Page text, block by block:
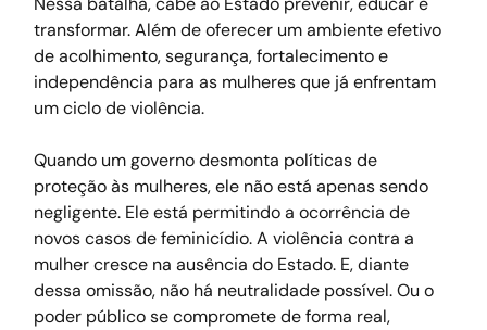
transformar. Além de oferecer um ambiente efetivo
de acolhimento, segurança, fortalecimento e
independência para as mulheres que já enfrentam
um ciclo de violência.
Quando um governo desmonta políticas de
proteção às mulheres, ele não está apenas sendo
negligente. Ele está permitindo a ocorrência de
novos casos de feminicídio. A violência contra a
mulher cresce na ausência do Estado. E, diante
dessa omissão, não há neutralidade possível. Ou o
poder público se compromete de forma real,